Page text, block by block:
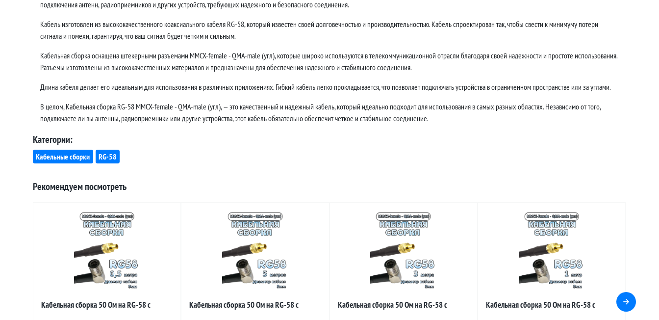
подключения антенн, радиоприемников и других устройств, требующих надежного и безопасного соединения.
Кабель изготовлен из высококачественного коаксиального кабеля RG-58, который известен своей долговечностью и производительностью. Кабель спроектирован так, чтобы свести к минимуму потери
сигнала и помехи, гарантируя, что ваш сигнал будет четким и сильным.
Кабельная сборка оснащена штекерными разъемами MMCX-female - QMA-male (угл), которые широко используются в телекоммуникационной отрасли благодаря своей надежности и простоте использования.
Разъемы изготовлены из высококачественных материалов и предназначены для обеспечения надежного и стабильного соединения.
Длина кабеля делает его идеальным для использования в различных приложениях. Гибкий кабель легко прокладывается, что позволяет подключать устройства в ограниченном пространстве или за углами.
В целом, Кабельная сборка RG-58 MMCX-female - QMA-male (угл), — это качественный и надежный кабель, который идеально подходит для использования в самых разных областях. Независимо от того,
подключаете ли вы антенны, радиоприемники или другие устройства, этот кабель обязательно обеспечит четкое и стабильное соединение.
Категории:
Кабельные сборки RG-58
Рекомендуем посмотреть
Кабельная сборка 50 Ом на RG-58 с
Кабельная сборка 50 Ом на RG-58 с
Кабельная сборка 50 Ом на RG-58 с
Кабельная сборка 50 Ом на RG-58 с